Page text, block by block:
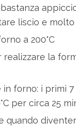
liscio e
a 200°C
realizzare la
forno: i primi
per circa 25
quando